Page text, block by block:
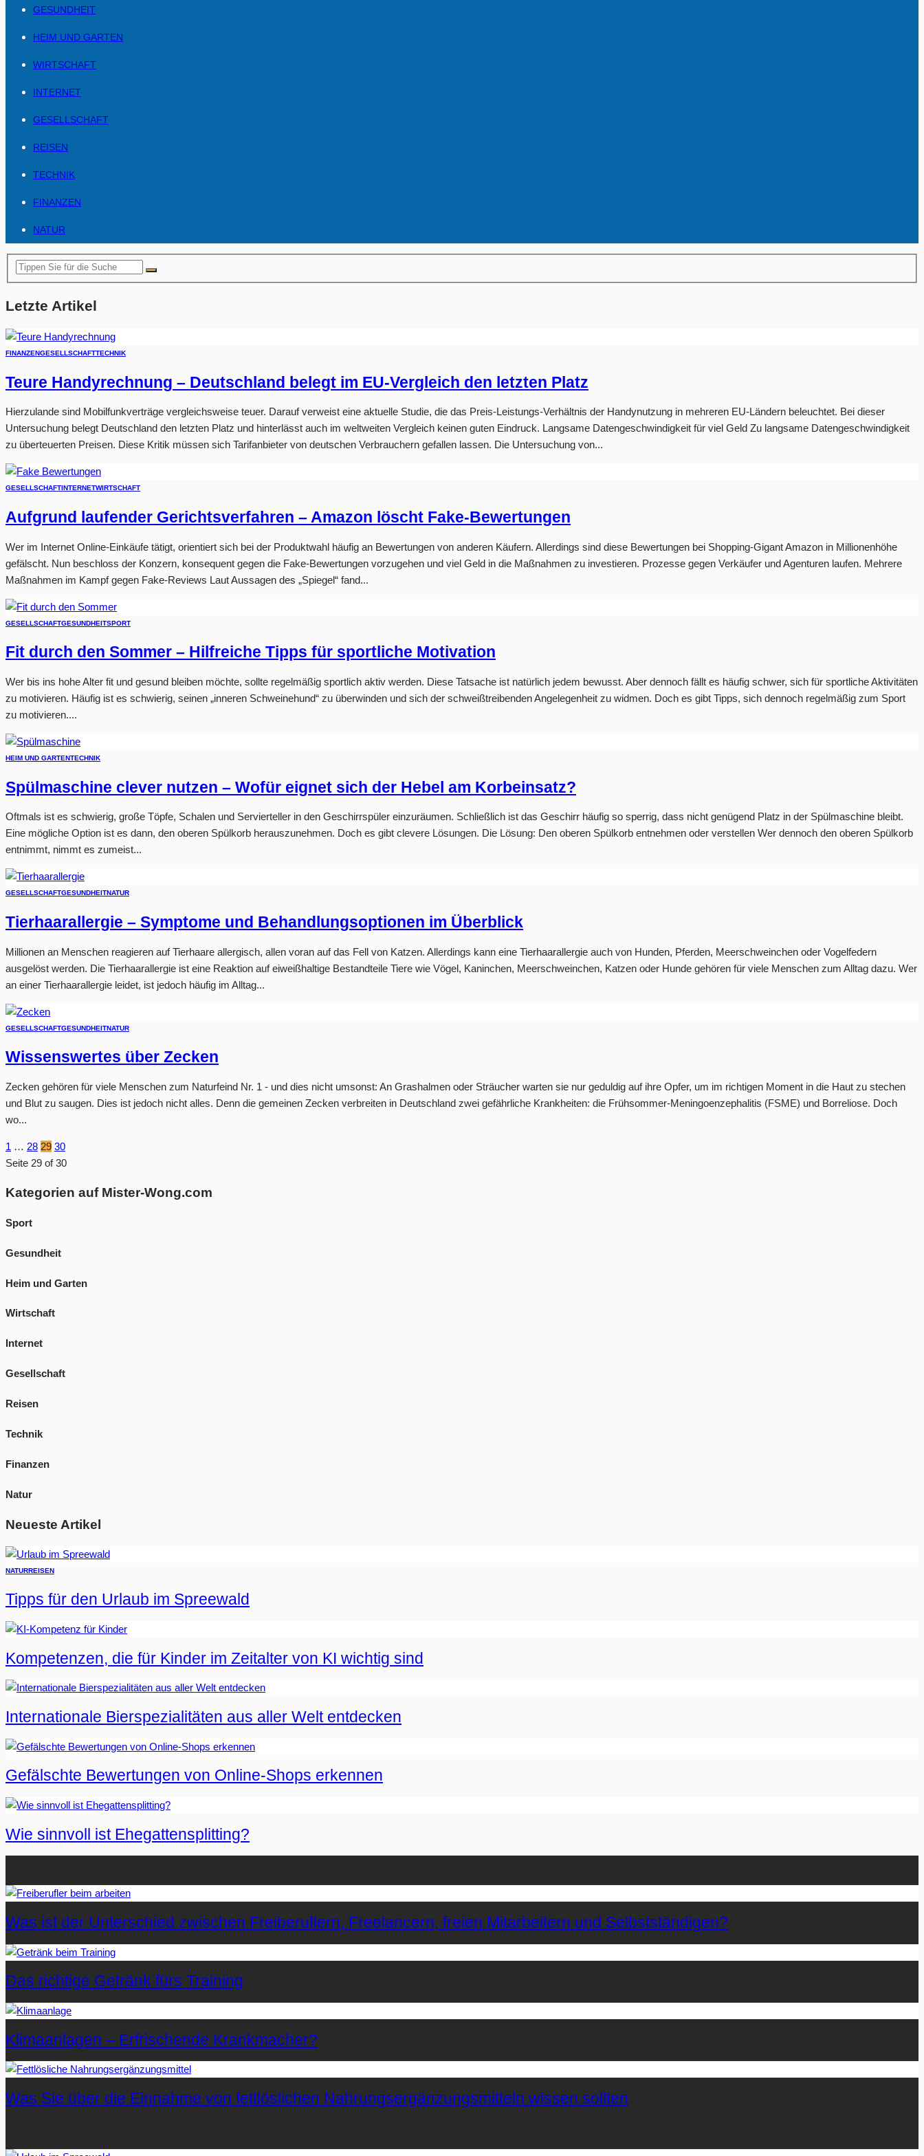
GESUNDHEIT
HEIM UND GARTEN
WIRTSCHAFT
INTERNET
GESELLSCHAFT
REISEN
TECHNIK
FINANZEN
NATUR
Letzte Artikel
FINANZENGESELLSCHAFTTECHNIK
Teure Handyrechnung – Deutschland belegt im EU-Vergleich den letzten Platz
Hierzulande sind Mobilfunkverträge vergleichsweise teuer. Darauf verweist eine aktuelle Studie, die das Preis-Leistungs-Verhältnis der Handynutzung in mehreren EU-Ländern beleuchtet. Bei dieser
Untersuchung belegt Deutschland den letzten Platz und hinterlässt auch im weltweiten Vergleich keinen guten Eindruck. Langsame Datengeschwindigkeit für viel Geld Zu langsame Datengeschwindigkeit
zu überteuerten Preisen. Diese Kritik müssen sich Tarifanbieter von deutschen Verbrauchern gefallen lassen. Die Untersuchung von...
GESELLSCHAFTINTERNETWIRTSCHAFT
Aufgrund laufender Gerichtsverfahren – Amazon löscht Fake-Bewertungen
Wer im Internet Online-Einkäufe tätigt, orientiert sich bei der Produktwahl häufig an Bewertungen von anderen Käufern. Allerdings sind diese Bewertungen bei Shopping-Gigant Amazon in Millionenhöhe
gefälscht. Nun beschloss der Konzern, konsequent gegen die Fake-Bewertungen vorzugehen und viel Geld in die Maßnahmen zu investieren. Prozesse gegen Verkäufer und Agenturen laufen. Mehrere
Maßnahmen im Kampf gegen Fake-Reviews Laut Aussagen des „Spiegel“ fand...
GESELLSCHAFTGESUNDHEITSPORT
Fit durch den Sommer – Hilfreiche Tipps für sportliche Motivation
Wer bis ins hohe Alter fit und gesund bleiben möchte, sollte regelmäßig sportlich aktiv werden. Diese Tatsache ist natürlich jedem bewusst. Aber dennoch fällt es häufig schwer, sich für sportliche Aktivitäten
zu motivieren. Häufig ist es schwierig, seinen „inneren Schweinehund“ zu überwinden und sich der schweißtreibenden Angelegenheit zu widmen. Doch es gibt Tipps, sich dennoch regelmäßig zum Sport
zu motivieren....
HEIM UND GARTENTECHNIK
Spülmaschine clever nutzen – Wofür eignet sich der Hebel am Korbeinsatz?
Oftmals ist es schwierig, große Töpfe, Schalen und Servierteller in den Geschirrspüler einzuräumen. Schließlich ist das Geschirr häufig so sperrig, dass nicht genügend Platz in der Spülmaschine bleibt.
Eine mögliche Option ist es dann, den oberen Spülkorb herauszunehmen. Doch es gibt clevere Lösungen. Die Lösung: Den oberen Spülkorb entnehmen oder verstellen Wer dennoch den oberen Spülkorb
entnimmt, nimmt es zumeist...
GESELLSCHAFTGESUNDHEITNATUR
Tierhaarallergie – Symptome und Behandlungsoptionen im Überblick
Millionen an Menschen reagieren auf Tierhaare allergisch, allen voran auf das Fell von Katzen. Allerdings kann eine Tierhaarallergie auch von Hunden, Pferden, Meerschweinchen oder Vogelfedern
ausgelöst werden. Die Tierhaarallergie ist eine Reaktion auf eiweißhaltige Bestandteile Tiere wie Vögel, Kaninchen, Meerschweinchen, Katzen oder Hunde gehören für viele Menschen zum Alltag dazu. Wer
an einer Tierhaarallergie leidet, ist jedoch häufig im Alltag...
GESELLSCHAFTGESUNDHEITNATUR
Wissenswertes über Zecken
Zecken gehören für viele Menschen zum Naturfeind Nr. 1 - und dies nicht umsonst: An Grashalmen oder Sträucher warten sie nur geduldig auf ihre Opfer, um im richtigen Moment in die Haut zu stechen
und Blut zu saugen. Dies ist jedoch nicht alles. Denn die gemeinen Zecken verbreiten in Deutschland zwei gefährliche Krankheiten: die Frühsommer-Meningoenzephalitis (FSME) und Borreliose. Doch
wo...
1 … 28 29 30
Seite 29 of 30
Kategorien auf Mister-Wong.com
Sport
Gesundheit
Heim und Garten
Wirtschaft
Internet
Gesellschaft
Reisen
Technik
Finanzen
Natur
Neueste Artikel
NATURREISEN
Tipps für den Urlaub im Spreewald
Kompetenzen, die für Kinder im Zeitalter von KI wichtig sind
Internationale Bierspezialitäten aus aller Welt entdecken
Gefälschte Bewertungen von Online-Shops erkennen
Wie sinnvoll ist Ehegattensplitting?
Was ist der Unterschied zwischen Freiberuflern, Freelancern, freien Mitarbeitern und Selbstständigen?
Das richtige Getränk fürs Training
Klimaanlagen – Erfrischende Krankmacher?
Was Sie über die Einnahme von fettlöslichen Nahrungsergänzungsmitteln wissen sollten